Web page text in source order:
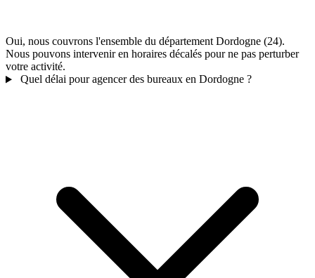
Oui, nous couvrons l'ensemble du département Dordogne (24).
Nous pouvons intervenir en horaires décalés pour ne pas perturber
votre activité.
Quel délai pour agencer des bureaux en Dordogne ?